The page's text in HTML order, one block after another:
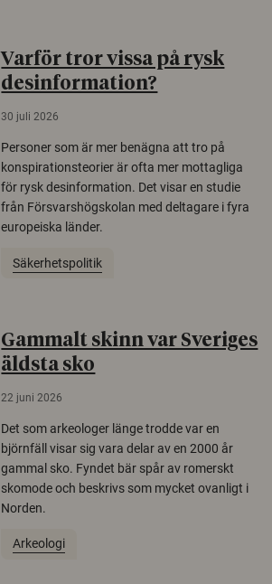
Varför tror vissa på rysk
desinformation?
30 juli 2026
Personer som är mer benägna att tro på
konspirationsteorier är ofta mer mottagliga
för rysk desinformation. Det visar en studie
från Försvarshögskolan med deltagare i fyra
europeiska länder.
Säkerhetspolitik
Gammalt skinn var Sveriges
äldsta sko
22 juni 2026
Det som arkeologer länge trodde var en
björnfäll visar sig vara delar av en 2000 år
gammal sko. Fyndet bär spår av romerskt
skomode och beskrivs som mycket ovanligt i
Norden.
Arkeologi